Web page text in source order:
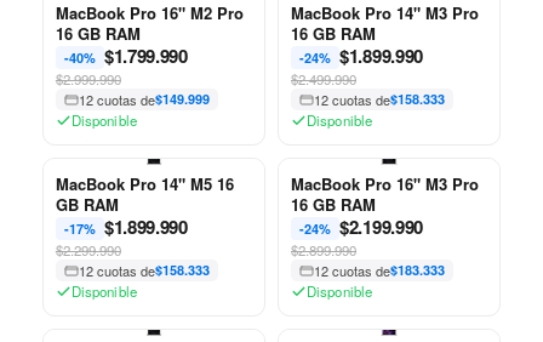
MacBook Pro 16" M2 Pro
16 GB RAM
-40% $1.799.990
$2.999.990
12 cuotas de$149.999
Disponible
MacBook Pro 14" M3 Pro
16 GB RAM
-24% $1.899.990
$2.499.990
12 cuotas de$158.333
Disponible
MacBook Pro 14" M5 16
GB RAM
-17% $1.899.990
$2.299.990
12 cuotas de$158.333
Disponible
MacBook Pro 16" M3 Pro
16 GB RAM
-24% $2.199.990
$2.899.990
12 cuotas de$183.333
Disponible